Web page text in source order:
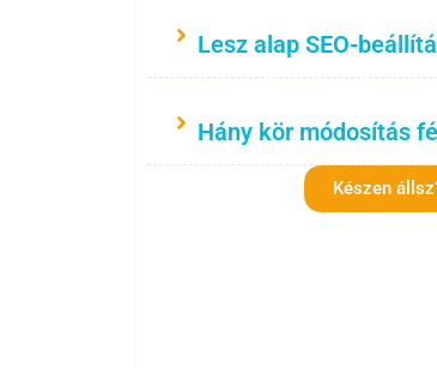
Lesz alap SEO-
Hány kör módosítás
Készen